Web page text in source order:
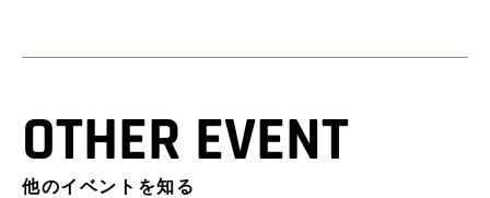
OTHER EVENT
他のイベントを知る